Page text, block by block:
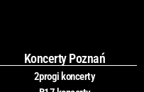
Koncerty Poznań
2progi koncerty